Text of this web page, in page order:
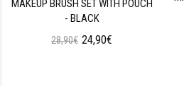
MAKEUP BRUSH SET WITH POUCH
- BLACK
28,90€ 24,90€